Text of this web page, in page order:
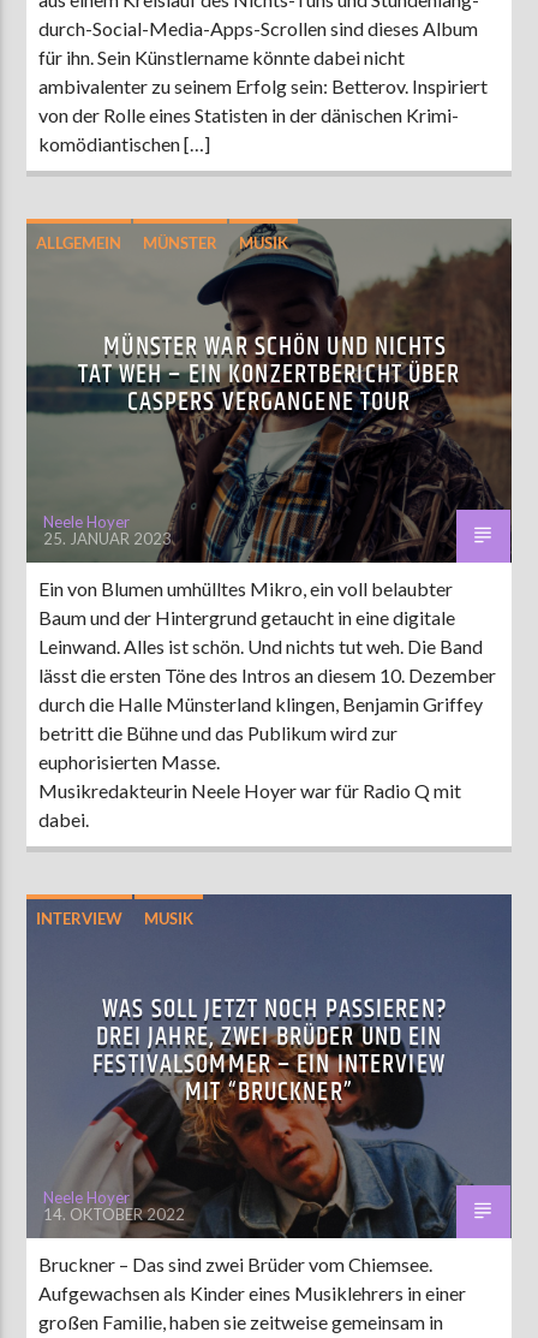
durch-Social-Media-Apps-Scrollen sind dieses Album
für ihn. Sein Künstlername könnte dabei nicht
ambivalenter zu seinem Erfolg sein: Betterov. Inspiriert
von der Rolle eines Statisten in der dänischen Krimi-
komödiantischen […]
ALLGEMEIN MÜNSTER MUSIK
MÜNSTER WAR SCHÖN UND NICHTS
TAT WEH – EIN KONZERTBERICHT ÜBER
CASPERS VERGANGENE TOUR
Neele Hoyer
25. JANUAR 2023
Ein von Blumen umhülltes Mikro, ein voll belaubter
Baum und der Hintergrund getaucht in eine digitale
Leinwand. Alles ist schön. Und nichts tut weh. Die Band
lässt die ersten Töne des Intros an diesem 10. Dezember
durch die Halle Münsterland klingen, Benjamin Griffey
betritt die Bühne und das Publikum wird zur
euphorisierten Masse.
Musikredakteurin Neele Hoyer war für Radio Q mit
dabei.
INTERVIEW MUSIK
WAS SOLL JETZT NOCH PASSIEREN?
DREI JAHRE, ZWEI BRÜDER UND EIN
FESTIVALSOMMER – EIN INTERVIEW
MIT “BRUCKNER”
Neele Hoyer
14. OKTOBER 2022
Bruckner – Das sind zwei Brüder vom Chiemsee.
Aufgewachsen als Kinder eines Musiklehrers in einer
großen Familie, haben sie zeitweise gemeinsam in